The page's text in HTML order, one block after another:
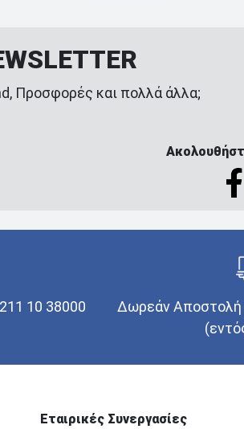
Προσφορές και πολλά άλλα;
10 38000
Δωρεάν Αποστολή
Εταιρικές Συνεργασίες